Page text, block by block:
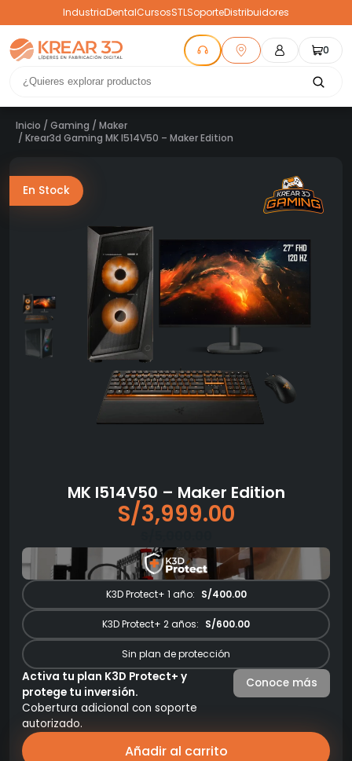
IndustriaDentalCursosSTLSoporteDistribuidores
0
Inicio / Gaming / Maker
/ Krear3d Gaming MK I514V50 – Maker Edition
En Stock
MK I514V50 – Maker Edition
precio
original
era:
S/5,000.00.
S/3,999.00
precio
actual
es:
S/3,999.00.
K3D Protect+ 1 año: S/400.00
K3D Protect+ 2 años: S/600.00
Sin plan de protección
Activa tu plan K3D Protect+ y
protege tu inversión.
Cobertura adicional con soporte
autorizado.
Conoce más
Añadir al carrito